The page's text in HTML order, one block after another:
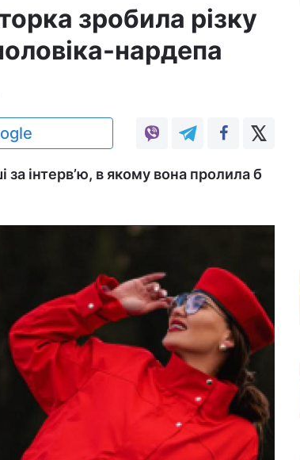
зробила різку
нардепа
інтерв’ю, в якому вона пролила б